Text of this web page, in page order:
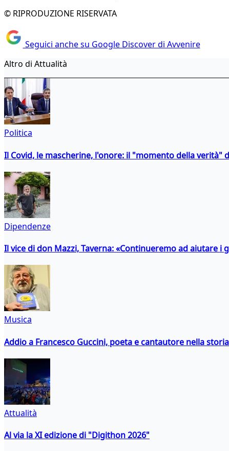
© RIPRODUZIONE RISERVATA
Seguici anche su Google Discover di Avvenire
Altro di Attualità
Politica
Il Covid, le mascherine, l'onore: il "momento della verità"
Dipendenze
Il vice di don Mazzi, Taverna: «Continueremo ad aiutare i
Musica
Addio a Francesco Guccini, poeta e cantautore nella
Attualità
Al via la XI edizione di "Digithon 2026"